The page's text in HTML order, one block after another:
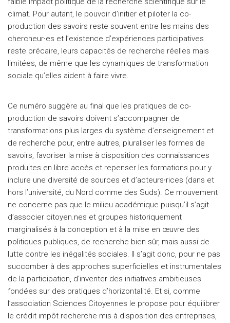
climat. Pour autant, le pouvoir d’initier et piloter la co-
production des savoirs reste souvent entre les mains des
chercheur∙es et l’existence d’expériences participatives
reste précaire, leurs capacités de recherche réelles mais
limitées, de même que les dynamiques de transformation
sociale qu’elles aident à faire vivre.
Ce numéro suggère au final que les pratiques de co-
production de savoirs doivent s’accompagner de
transformations plus larges du système d’enseignement et
de recherche pour, entre autres, pluraliser les formes de
savoirs, favoriser la mise à disposition des connaissances
produites en libre accès et repenser les formations pour y
inclure une diversité de sources et d’acteurs∙rices (dans et
hors l’université, du Nord comme des Suds). Ce mouvement
ne concerne pas que le milieu académique puisqu’il s’agit
d’associer citoyen.nes et groupes historiquement
marginalisés à la conception et à la mise en œuvre des
politiques publiques, de recherche bien sûr, mais aussi de
lutte contre les inégalités sociales. Il s’agit donc, pour ne pas
succomber à des approches superficielles et instrumentales
de la participation, d’inventer des initiatives ambitieuses
fondées sur des pratiques d’horizontalité. Et si, comme
l’association Sciences Citoyennes le propose pour équilibrer
le crédit impôt recherche mis à disposition des entreprises,